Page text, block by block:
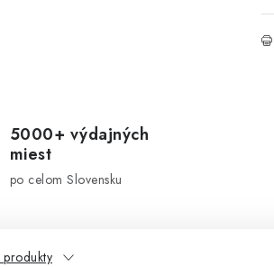
5000+ výdajných
miest
po celom Slovensku
produkty